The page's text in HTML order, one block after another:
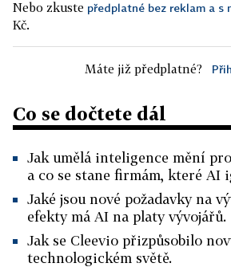
Nebo zkuste předplatné bez reklam a s
Kč.
Máte již předplatné?
Co se dočtete dál
Jak umělá inteligence mění
a co se stane firmám, které AI
Jaké jsou nové požadavky na
efekty má AI na platy vývojářů.
Jak se Cleevio přizpůsobilo
technologickém světě.